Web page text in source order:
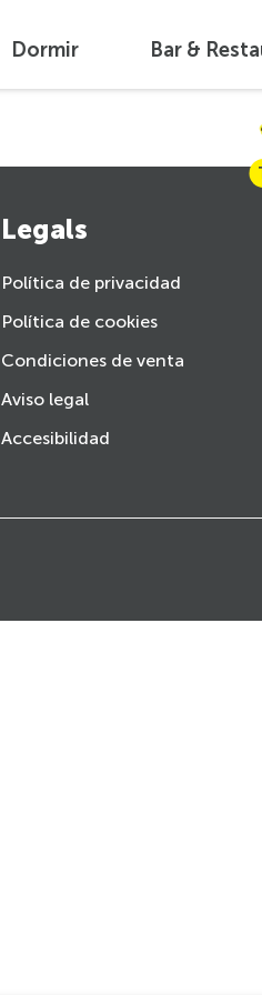
Dormir Bar &
Legals
Política de privacidad
Política de cookies
Condiciones de venta
Aviso legal
Accesibilidad